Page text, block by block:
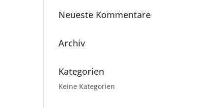
Neueste Kommentare
Archiv
Kategorien
Keine Kategorien